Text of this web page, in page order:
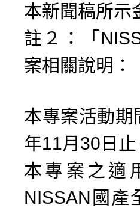
本新聞稿所示
註２：「
案相關說明：
本專案活動
年11月30日止
本專案之適
NISSAN國產